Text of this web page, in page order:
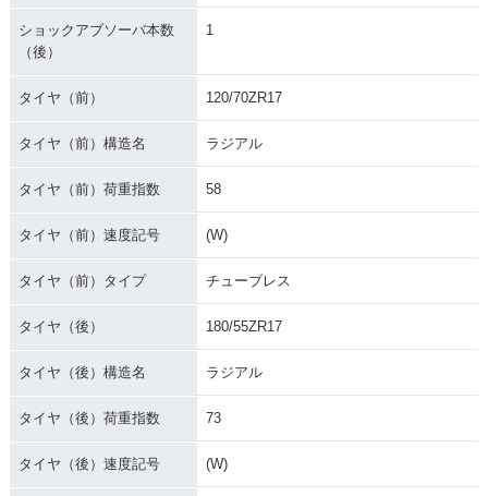
ショックアブソーバ本数
（後）
1
タイヤ（前） 120/70ZR17
タイヤ（前）構造名 ラジアル
タイヤ（前）荷重指数 58
タイヤ（前）速度記号 (W)
タイヤ（前）タイプ チューブレス
タイヤ（後） 180/55ZR17
タイヤ（後）構造名 ラジアル
タイヤ（後）荷重指数 73
タイヤ（後）速度記号 (W)